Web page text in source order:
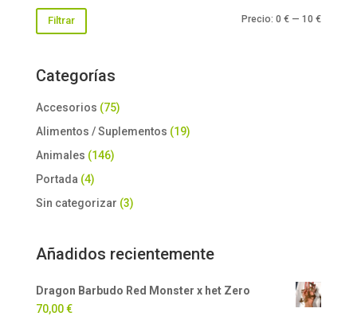
Precio
Precio
Filtrar Precio:0 € —10 €
Categorías
Accesorios (75)
Alimentos / Suplementos (19)
Animales (146)
Portada (4)
Sin categorizar (3)
Añadidos recientemente
Dragon Barbudo Red Monster x het Zero
70,00€